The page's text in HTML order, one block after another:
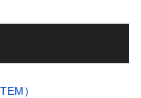
）